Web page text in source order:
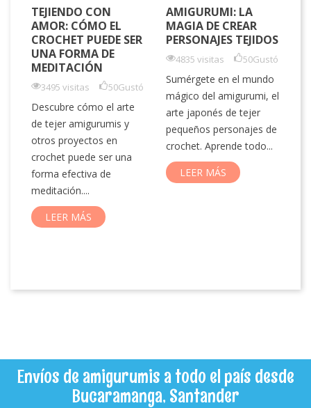
TEJIENDO CON
AMOR: CÓMO EL
CROCHET PUEDE SER
UNA FORMA DE
MEDITACIÓN
3495 visitas 50Gustó
Descubre cómo el arte
de tejer amigurumis y
otros proyectos en
crochet puede ser una
forma efectiva de
meditación....
LEER MÁS
AMIGURUMI: LA
MAGIA DE CREAR
PERSONAJES TEJIDOS
4835 visitas 50Gustó
Sumérgete en el mundo
mágico del amigurumi, el
arte japonés de tejer
pequeños personajes de
crochet. Aprende todo...
LEER MÁS
Envíos de amigurumis a todo el país desde
Bucaramanga, Santander